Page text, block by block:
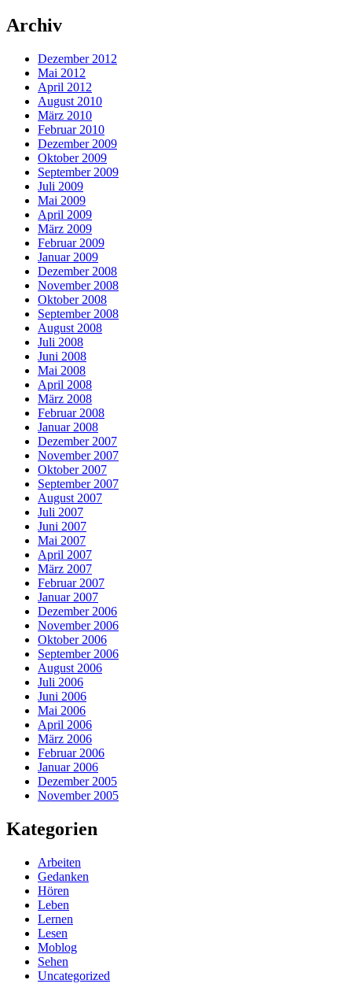
Archiv
Dezember 2012
Mai 2012
April 2012
August 2010
März 2010
Februar 2010
Dezember 2009
Oktober 2009
September 2009
Juli 2009
Mai 2009
April 2009
März 2009
Februar 2009
Januar 2009
Dezember 2008
November 2008
Oktober 2008
September 2008
August 2008
Juli 2008
Juni 2008
Mai 2008
April 2008
März 2008
Februar 2008
Januar 2008
Dezember 2007
November 2007
Oktober 2007
September 2007
August 2007
Juli 2007
Juni 2007
Mai 2007
April 2007
März 2007
Februar 2007
Januar 2007
Dezember 2006
November 2006
Oktober 2006
September 2006
August 2006
Juli 2006
Juni 2006
Mai 2006
April 2006
März 2006
Februar 2006
Januar 2006
Dezember 2005
November 2005
Kategorien
Arbeiten
Gedanken
Hören
Leben
Lernen
Lesen
Moblog
Sehen
Uncategorized